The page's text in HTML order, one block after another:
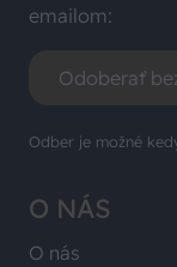
O NÁS
O nás
emailom:
Odoberať
Odber je možné